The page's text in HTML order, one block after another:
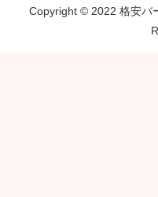
Copyright © 2022 格安バ